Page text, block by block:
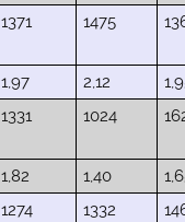
1371 1475
1,97 2,12
1331 1024
1,82 1,40
1274 1332